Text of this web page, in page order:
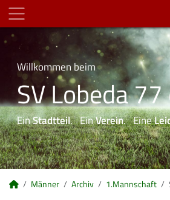
Willkommen beim
SV Lobeda 77
EinStadtteil. EinVerein. Eine
Männer Archiv 1.Mannschaft